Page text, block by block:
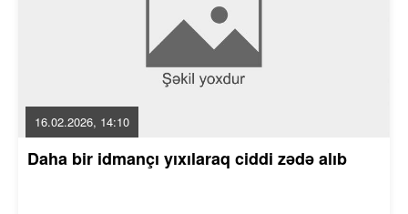
16.02.2026, 14:10
Daha bir idmançı yıxılaraq ciddi zədə alıb